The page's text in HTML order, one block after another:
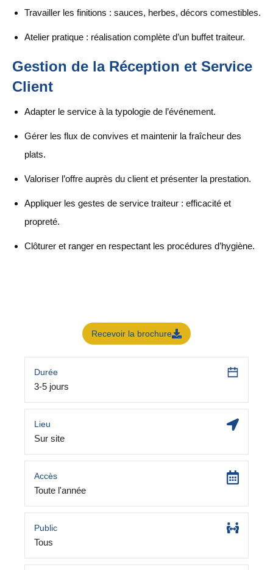
Travailler les finitions : sauces, herbes, décors comestibles.
Atelier pratique : réalisation complète d’un buffet traiteur.
Gestion de la Réception et Service
Client
Adapter le service à la typologie de l’événement.
Gérer les flux de convives et maintenir la fraîcheur des
plats.
Valoriser l’offre auprès du client et présenter la prestation.
Appliquer les gestes de service traiteur : efficacité et
propreté.
Clôturer et ranger en respectant les procédures d’hygiène.
Recevoir la brochure
Durée
3-5 jours
Lieu
Sur site
Accès
Toute l'année
Public
Tous